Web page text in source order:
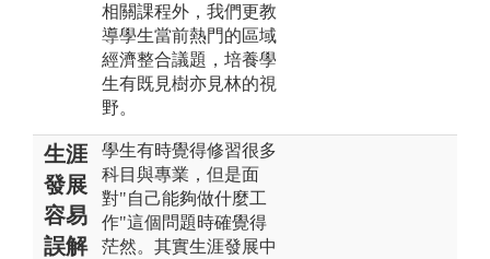
相關課程外，我們更教
導學生當前熱門的區域
經濟整合議題，培養學
生有既見樹亦見林的視
野。
生涯
發展
容易
誤解
學生有時覺得修習很多
科目與專業，但是面
對"自己能夠做什麼工
作"這個問題時確覺得
茫然。其實生涯發展中